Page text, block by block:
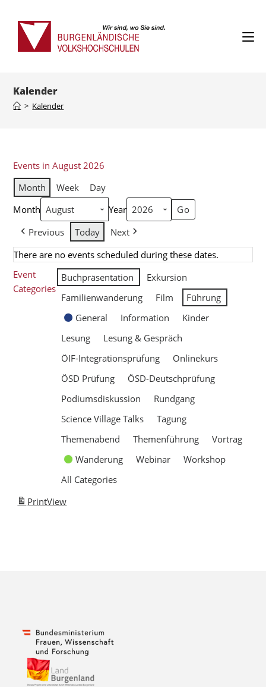
Kalender
> Kalender
Events in August 2026
Month
Week
Day
Month
Year
Previous
Today
Next
There are no events scheduled during these dates.
Event
Categories
Buchpräsentation
Exkursion
Familienwanderung
Film
Führung
General
Information
Kinder
Lesung
Lesung & Gespräch
ÖIF-Integrationsprüfung
Onlinekurs
ÖSD Prüfung
ÖSD-Deutschprüfung
Podiumsdiskussion
Rundgang
Science Village Talks
Tagung
Themenabend
Themenführung
Vortrag
Wanderung
Webinar
Workshop
All Categories
PrintView